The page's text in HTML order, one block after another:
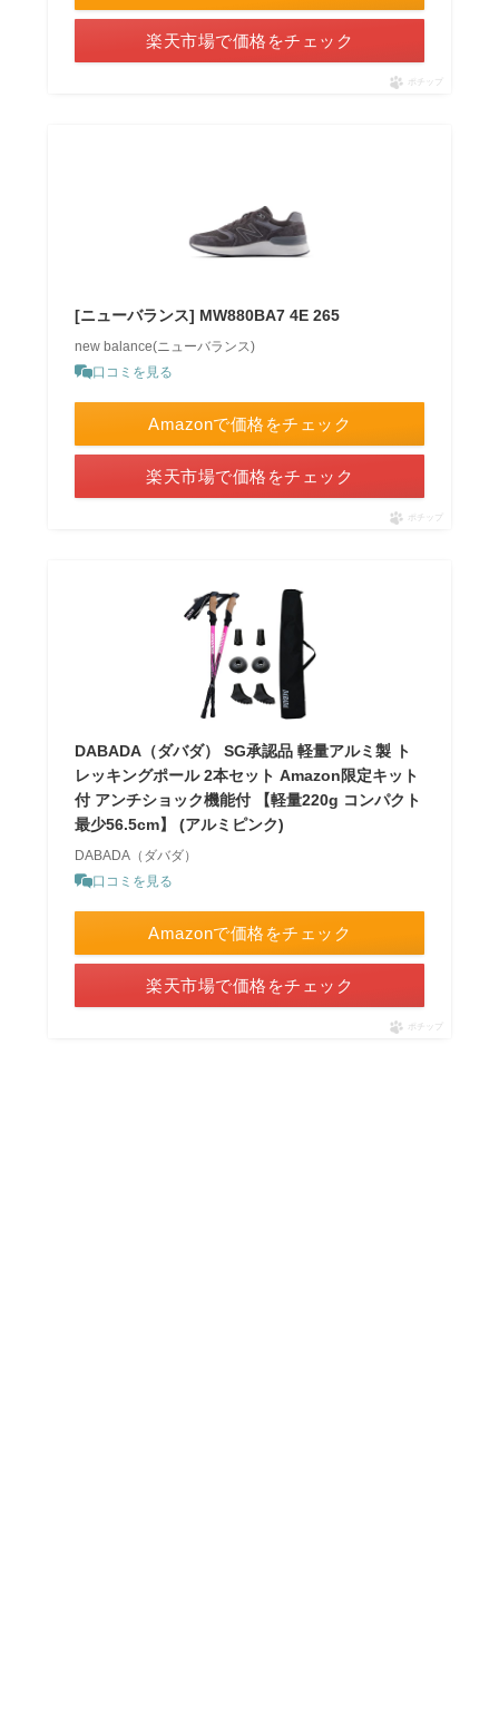
楽天市場で価格をチェック
ポチップ
[ニューバランス] MW880BA7 4E 265
new balance(ニューバランス)
口コミを見る
Amazonで価格をチェック
楽天市場で価格をチェック
ポチップ
DABADA（ダバダ） SG承認品 軽量アルミ製 ト
レッキングポール 2本セット Amazon限定キット
付 アンチショック機能付 【軽量220g コンパクト
最少56.5cm】 (アルミピンク)
DABADA（ダバダ）
口コミを見る
Amazonで価格をチェック
楽天市場で価格をチェック
ポチップ